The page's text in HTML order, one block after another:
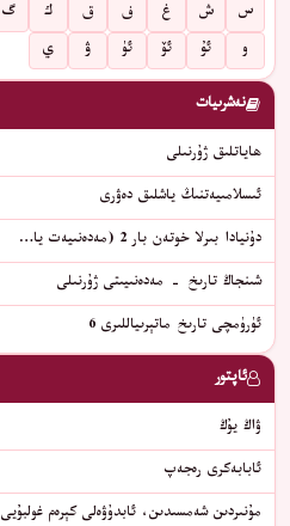
س
ش غ ف ق ك گ
و
ئۇ ئۆ ئۈ ۋ ي
نەشرىيات
ھاياتلىق ژۇرنىلى
ئىسلامىيەتنىڭ ياشلىق دەۋرى
دۇنيادا بىرلا خوتەن بار 2 (مەدەنىيەت يا…
شىنجاڭ تارىخ - مەدەنىيىتى ژۇرنىلى
ئۈرۈمچى تارىخ ماتېرىياللىرى 6
ئاپتور
ۋاڭ يۇڭ
ئابابەكرى رەجەپ
مۇنىردىن شەمسىدىن، ئابدۇۋەلى كېرەم غولبۇيى